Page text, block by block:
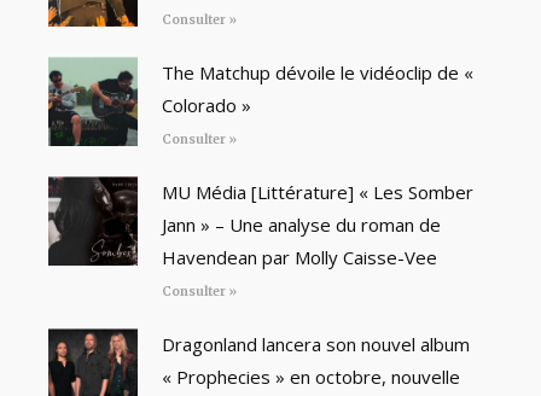
Consulter »
The Matchup dévoile le vidéoclip de «
Colorado »
Consulter »
MU Média [Littérature] « Les Somber
Jann » – Une analyse du roman de
Havendean par Molly Caisse-Vee
Consulter »
Dragonland lancera son nouvel album
« Prophecies » en octobre, nouvelle